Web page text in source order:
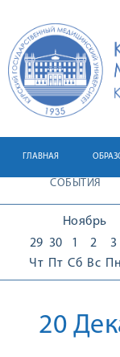
ГЛАВНАЯ
СОБЫТИЯ
Ноябрь
29
Чт
30
Пт
1
Сб
2
Вс
3
Пн
20